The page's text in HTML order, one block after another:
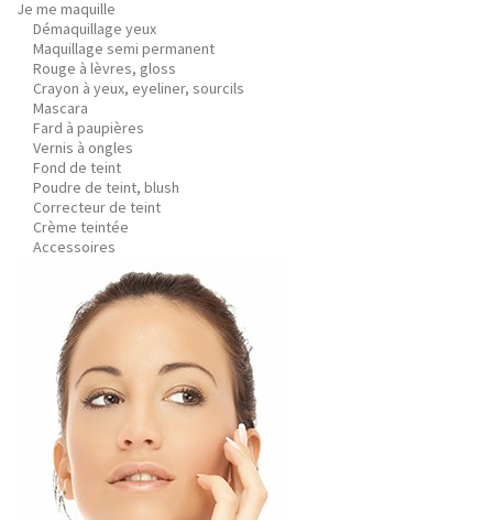
Je me maquille
Démaquillage yeux
Maquillage semi permanent
Rouge à lèvres, gloss
Crayon à yeux, eyeliner, sourcils
Mascara
Fard à paupières
Vernis à ongles
Fond de teint
Poudre de teint, blush
Correcteur de teint
Crème teintée
Accessoires